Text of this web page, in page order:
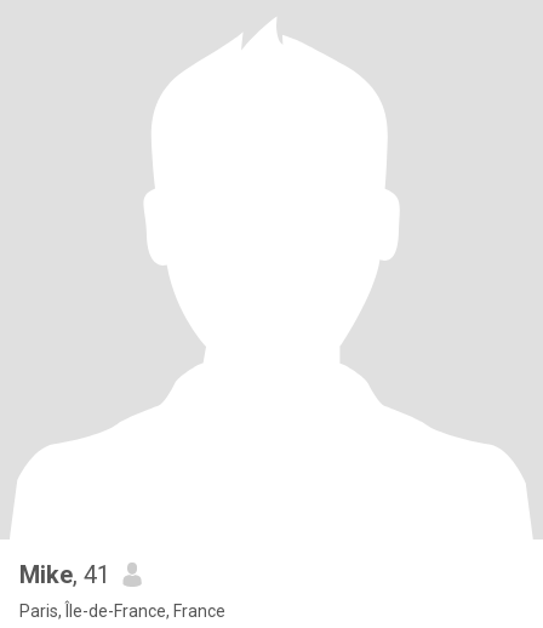
Mike, 41
Paris, Île-de-France, France